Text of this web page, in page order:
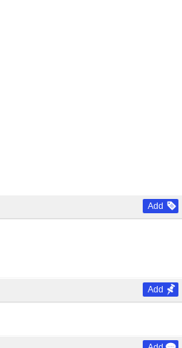
Add
Add